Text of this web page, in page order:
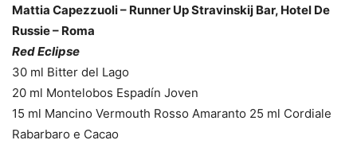
Mattia Capezzuoli – Runner Up Stravinskij Bar, Hotel De
Russie – Roma
Red Eclipse
30 ml Bitter del Lago
20 ml Montelobos Espadín Joven
15 ml Mancino Vermouth Rosso Amaranto 25 ml Cordiale
Rabarbaro e Cacao